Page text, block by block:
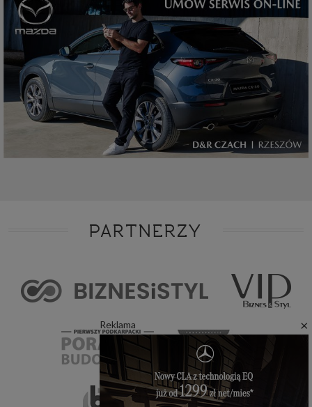
Reklama ×
PARTNERZY